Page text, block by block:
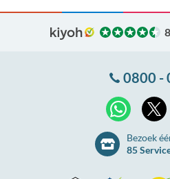
0800 -
WhatsApp
Bezoek
85